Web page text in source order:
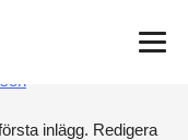
inlägg. Redigera